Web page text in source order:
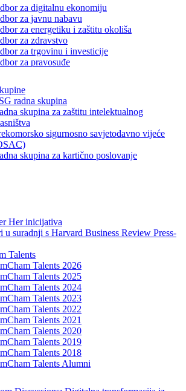
za digitalnu ekonomiju
za javnu nabavu
za energetiku i zaštitu okoliša
za zdravstvo
za trgovinu i investicije
za pravosuđe
radna skupina
skupina za zaštitu intelektualnog
sigurnosno savjetodavno vijeće
skupina za kartično poslovanje
Her inicijativa
u suradnji s Harvard Business Review Press-
Talents
Talents 2026
Talents 2025
Talents 2024
Talents 2023
Talents 2022
Talents 2021
Talents 2020
Talents 2019
Talents 2018
Talents Alumni